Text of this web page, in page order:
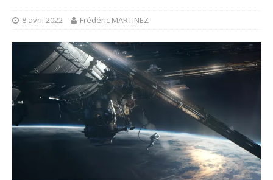
8 avril 2022 Frédéric MARTINEZ